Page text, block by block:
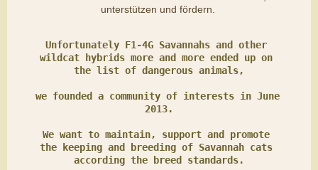
unterstützen und fördern.
Unfortunately F1-4G Savannahs and other
wildcat hybrids more and more ended up on
the list of dangerous animals,
we founded a community of interests in June
2013.
We want to maintain, support and promote
the keeping and breeding of Savannah cats